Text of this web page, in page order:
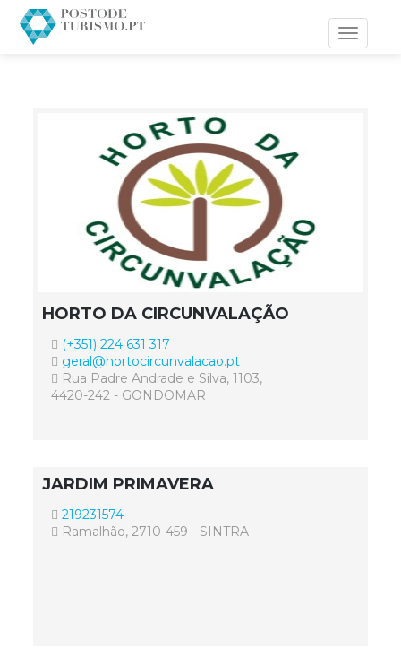
Toggle
HORTO DA CIRCUNVALAÇÃO
(+351) 224 631 317
geral@hortocircunvalacao.pt
Rua Padre Andrade e Silva, 1103,
4420-242 - GONDOMAR
JARDIM PRIMAVERA
219231574
Ramalhão, 2710-459 - SINTRA